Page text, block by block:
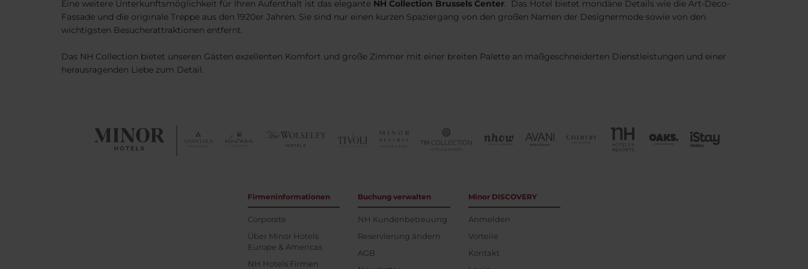
Eine weitere Unterkunftsmöglichkeit für Ihren Aufenthalt ist das elegante NH Collection Brussels Center. Das Hotel bietet mondäne Details wie die Art-Deco-
Fassade und die originale Treppe aus den 1920er Jahren. Sie sind nur einen kurzen Spaziergang von den großen Namen der Designermode sowie von den
wichtigsten Besucherattraktionen entfernt.
Das NH Collection bietet unseren Gästen exzellenten Komfort und große Zimmer mit einer breiten Palette an maßgeschneiderten Dienstleistungen und einer
herausragenden Liebe zum Detail.
Firmeninformationen
Corporate
Über Minor Hotels
Europe & Americas
NH Hotels Firmen
Buchung verwalten
NH Kundenbetreuung
Reservierung ändern
AGB
Minor DISCOVERY
Anmelden
Vorteile
Kontakt